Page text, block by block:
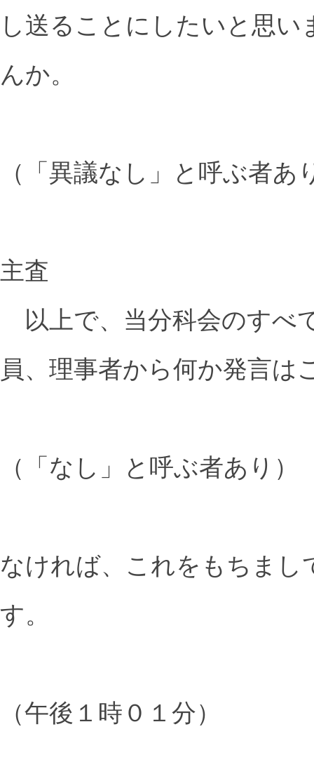
し送ることにしたいと思
んか。
（「異議なし」と呼ぶ者あ
主査
以上で、当分科会のすべ
員、理事者から何か発言は
（「なし」と呼ぶ者あり）
なければ、これをもちまし
す。
（午後１時０１分）